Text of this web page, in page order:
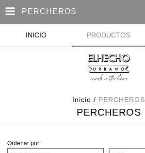
PERCHEROS
INICIO PRODUCTOS
Inicio / PERCHEROS
PERCHEROS
Ordenar por